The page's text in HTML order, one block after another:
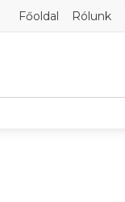
Főoldal Rólunk